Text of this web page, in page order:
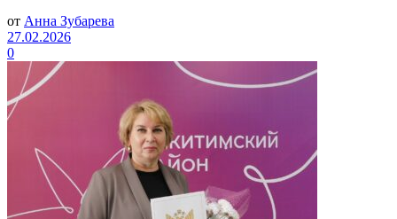
от Анна Зубарева
27.02.2026
0